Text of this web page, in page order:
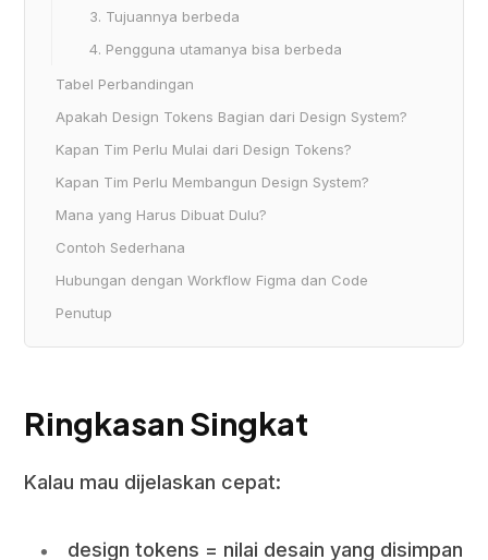
3. Tujuannya berbeda
4. Pengguna utamanya bisa berbeda
Tabel Perbandingan
Apakah Design Tokens Bagian dari Design System?
Kapan Tim Perlu Mulai dari Design Tokens?
Kapan Tim Perlu Membangun Design System?
Mana yang Harus Dibuat Dulu?
Contoh Sederhana
Hubungan dengan Workflow Figma dan Code
Penutup
Ringkasan Singkat
Kalau mau dijelaskan cepat:
design tokens = nilai desain yang disimpan